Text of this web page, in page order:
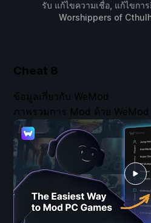
รับ แก้ไขความเชื่อ, แก้ไขกา
Worshippers of
Cheat 8
ข้อมูลเกี่ยวกับ WeMod
ภาพรวมการ Mod ด้วย WeMod